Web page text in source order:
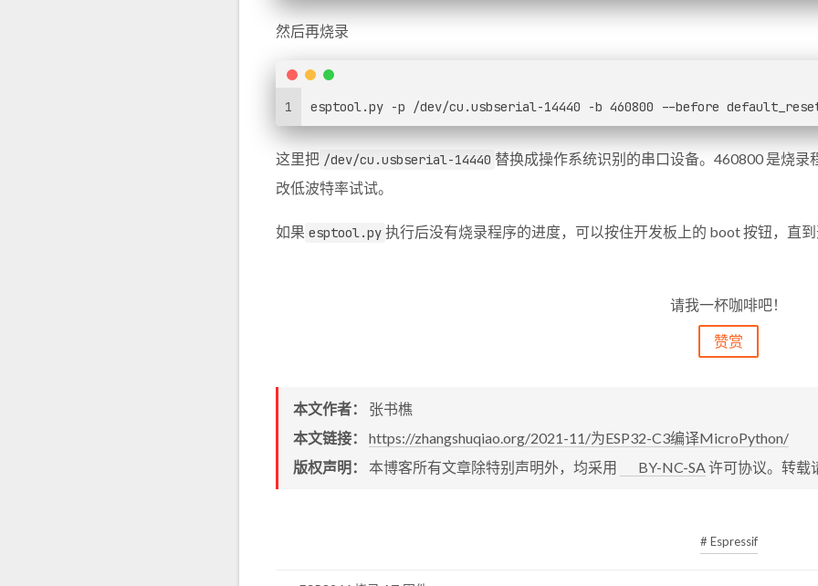
然后再烧录
1 esptool.py -p /dev/cu.usbserial-14440 -b 460800 --before
这里把 /dev/cu.usbserial-14440 替换成操作系统识别的串口设备。460800 是烧
改低波特率试试。
如果 esptool.py 执行后没有烧录程序的进度，可以按住开发板上的 boot 按钮，直
请我一杯咖啡吧！
赞赏
本文作者： 张书樵
本文链接：
https://zhangshuqiao.org/2021-11/为ESP32-C3编译MicroPython/
版权声明： 本博客所有文章除特别声明外，均采用 BY-NC-SA许可协议。转载
# Espressif